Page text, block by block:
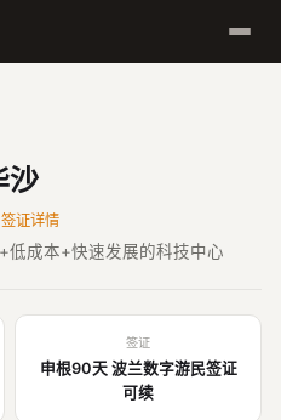
沙
签证详情
低成本+快速发展的科技中心
签证
申根90天 波兰数字游民签证
可续